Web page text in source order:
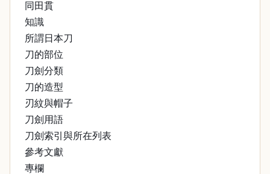
同田貫
知識
所謂日本刀
刀的部位
刀劍分類
刀的造型
刃紋與帽子
刀劍用語
刀劍索引與所在列表
參考文獻
專欄